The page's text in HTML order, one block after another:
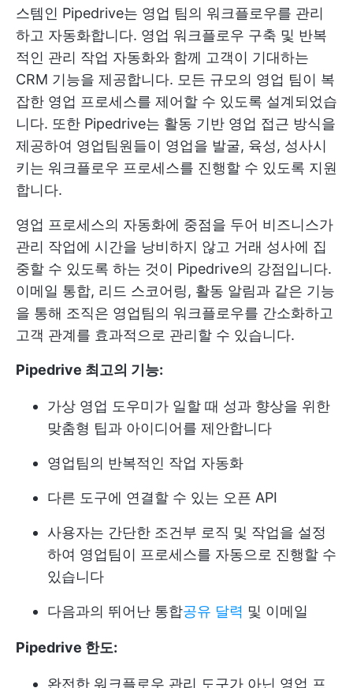
스템인 Pipedrive는 영업 팀의 워크플로우를 관리
하고 자동화합니다. 영업 워크플로우 구축 및 반복
적인 관리 작업 자동화와 함께 고객이 기대하는
CRM 기능을 제공합니다. 모든 규모의 영업 팀이 복
잡한 영업 프로세스를 제어할 수 있도록 설계되었습
니다. 또한 Pipedrive는 활동 기반 영업 접근 방식을
제공하여 영업팀원들이 영업을 발굴, 육성, 성사시
키는 워크플로우 프로세스를 진행할 수 있도록 지원
합니다.
영업 프로세스의 자동화에 중점을 두어 비즈니스가
관리 작업에 시간을 낭비하지 않고 거래 성사에 집
중할 수 있도록 하는 것이 Pipedrive의 강점입니다.
이메일 통합, 리드 스코어링, 활동 알림과 같은 기능
을 통해 조직은 영업팀의 워크플로우를 간소화하고
고객 관계를 효과적으로 관리할 수 있습니다.
Pipedrive 최고의 기능:
가상 영업 도우미가 일할 때 성과 향상을 위한
맞춤형 팁과 아이디어를 제안합니다
영업팀의 반복적인 작업 자동화
다른 도구에 연결할 수 있는 오픈 API
사용자는 간단한 조건부 로직 및 작업을 설정
하여 영업팀이 프로세스를 자동으로 진행할 수
있습니다
다음과의 뛰어난 통합공유 달력 및 이메일
Pipedrive 한도:
완전한 워크플로우 관리 도구가 아닌 영업 프